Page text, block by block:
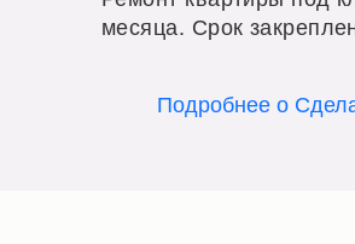
месяца. Срок
Подробнее о